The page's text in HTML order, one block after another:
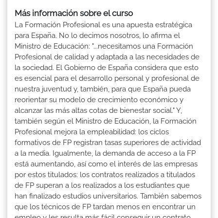
Más información sobre el curso
La Formación Profesional es una apuesta estratégica
para España. No lo decimos nosotros, lo afirma el
Ministro de Educación: "...necesitamos una Formación
Profesional de calidad y adaptada a las necesidades de
la sociedad. El Gobierno de España considera que esto
es esencial para el desarrollo personal y profesional de
nuestra juventud y, también, para que España pueda
reorientar su modelo de crecimiento económico y
alcanzar las más altas cotas de bienestar social." Y,
también según el Ministro de Educación, la Formación
Profesional mejora la empleabilidad: los ciclos
formativos de FP registran tasas superiores de actividad
a la media. Igualmente, la demanda de acceso a la FP
está aumentando, así como el interés de las empresas
por estos titulados: los contratos realizados a titulados
de FP superan a los realizados a los estudiantes que
han finalizado estudios universitarios. También sabemos
que los técnicos de FP tardan menos en encontrar un